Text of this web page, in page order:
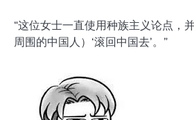
“这位女士一直使用种族主义论点，
周围的中国人）‘滚回中国去’。”